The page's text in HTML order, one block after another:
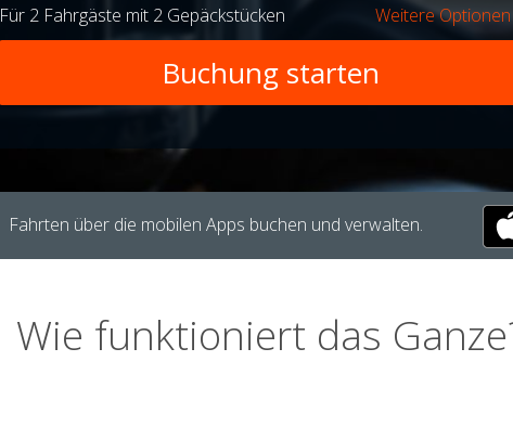
Für 2 Fahrgäste mit 2 Gepäckstücken Weitere Optionen
Fahrten über die mobilen Apps buchen und verwalten.
Wie funktioniert das